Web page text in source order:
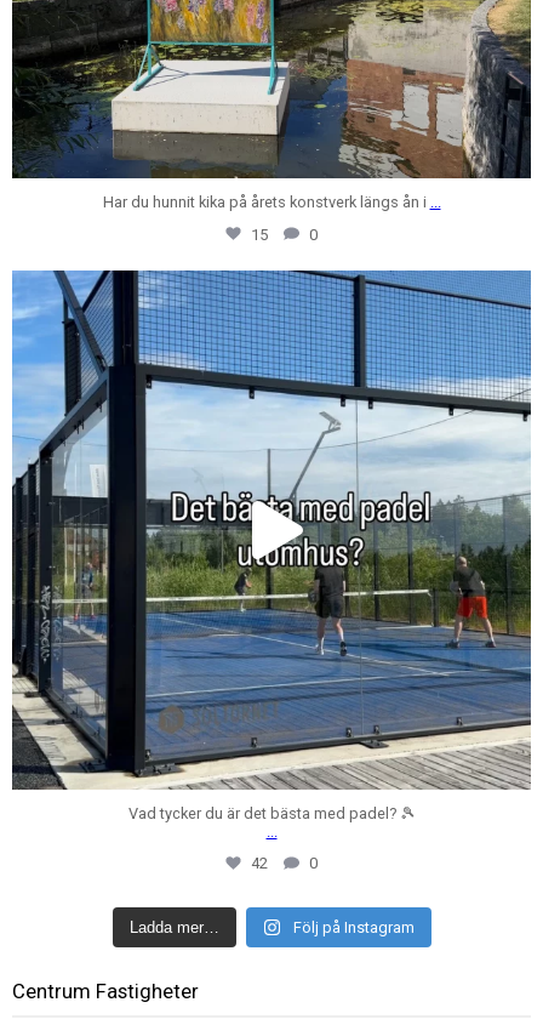
Har du hunnit kika på årets konstverk längs ån i ...
15
0
centrumfastigheter
Jul 24
Vad tycker du är det bästa med padel? 🎾
42
0
Ladda mer… Följ på Instagram
Centrum Fastigheter